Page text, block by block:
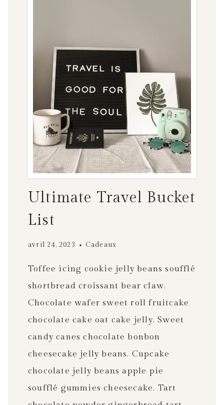
Ultimate Travel Bucket
List
avril 24, 2023 Cadeaux
Toffee icing cookie jelly beans soufflé
shortbread croissant bear claw.
Chocolate wafer sweet roll fruitcake
chocolate cake oat cake jelly. Sweet
candy canes chocolate bonbon
cheesecake jelly beans. Cupcake
chocolate jelly beans apple pie
soufflé gummies cheesecake. Tart